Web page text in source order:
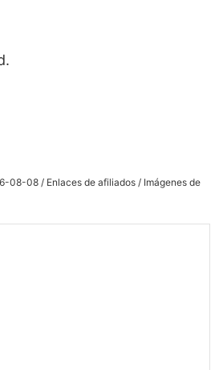
08-08 / Enlaces de afiliados / Imágenes de